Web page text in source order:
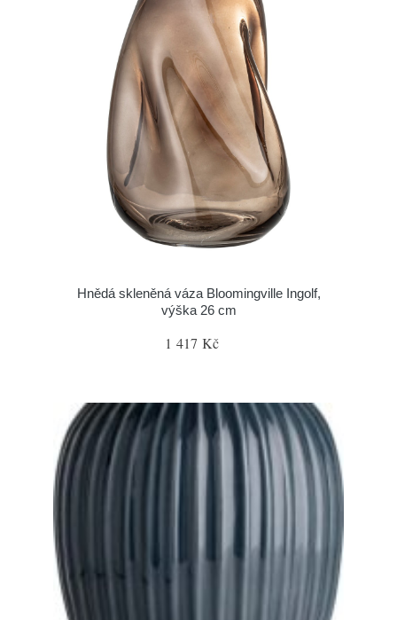
Hnědá skleněná váza Bloomingville Ingolf,
výška 26 cm
1 417 Kč